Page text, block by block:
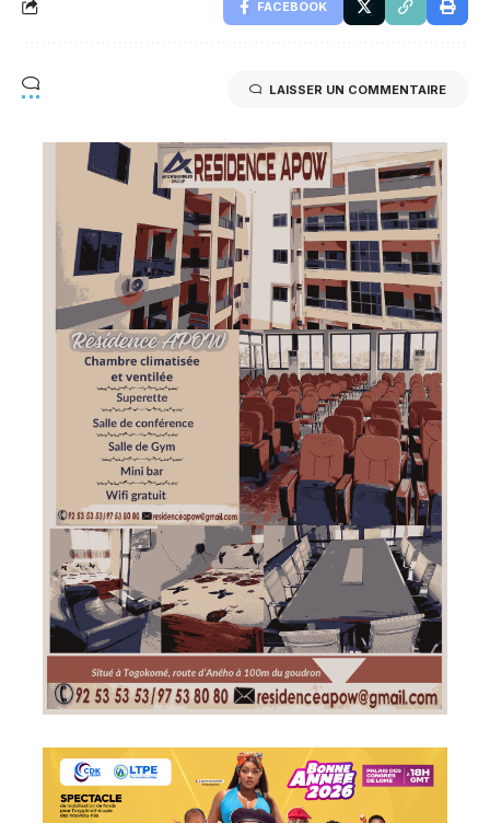
FACEBOOK
LAISSER UN COMMENTAIRE